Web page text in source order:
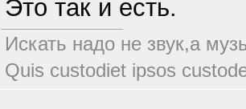
Это так и есть.
Искать надо не звук,а
Quis custodiet ipsos